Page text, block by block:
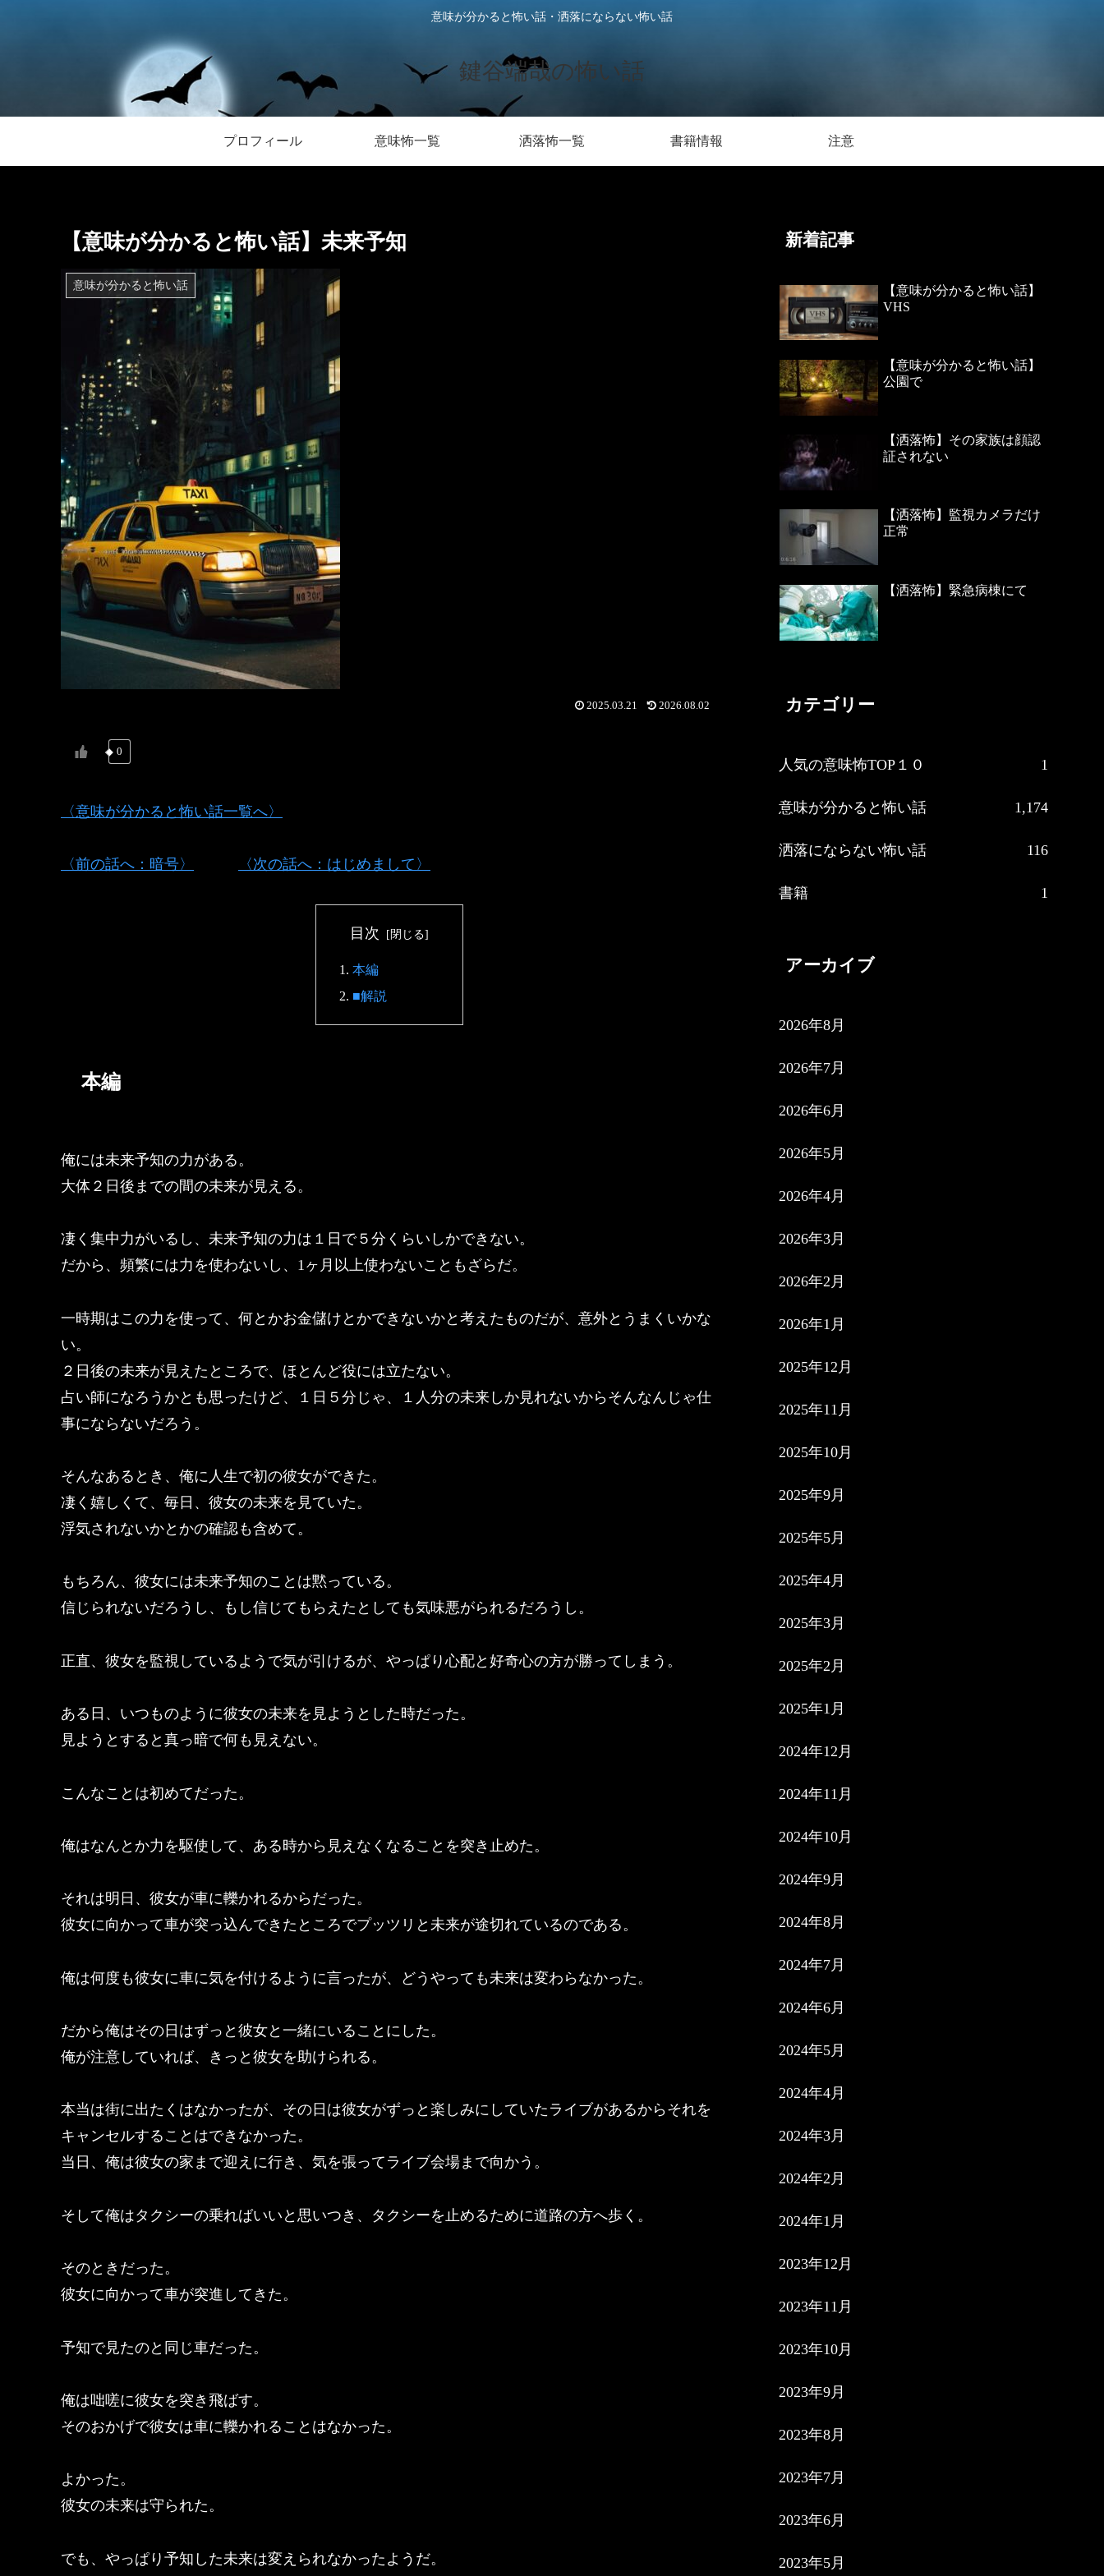
意味が分かると怖い話・洒落にならない怖い話
鍵谷端哉の怖い話
プロフィール 意味怖一覧 洒落怖一覧 書籍情報 注意
【意味が分かると怖い話】未来予知
意味が分かると怖い話
2025.03.21 2026.08.02
0
〈意味が分かると怖い話一覧へ〉
〈前の話へ：暗号〉 〈次の話へ：はじめまして〉
目次
本編
■解説
本編
俺には未来予知の力がある。
大体２日後までの間の未来が見える。
凄く集中力がいるし、未来予知の力は１日で５分くらいしかできない。
だから、頻繁には力を使わないし、1ヶ月以上使わないこともざらだ。
一時期はこの力を使って、何とかお金儲けとかできないかと考えたものだが、意外とうまくいかな
い。
２日後の未来が見えたところで、ほとんど役には立たない。
占い師になろうかとも思ったけど、１日５分じゃ、１人分の未来しか見れないからそんなんじゃ仕
事にならないだろう。
そんなあるとき、俺に人生で初の彼女ができた。
凄く嬉しくて、毎日、彼女の未来を見ていた。
浮気されないかとかの確認も含めて。
もちろん、彼女には未来予知のことは黙っている。
信じられないだろうし、もし信じてもらえたとしても気味悪がられるだろうし。
正直、彼女を監視しているようで気が引けるが、やっぱり心配と好奇心の方が勝ってしまう。
ある日、いつものように彼女の未来を見ようとした時だった。
見ようとすると真っ暗で何も見えない。
こんなことは初めてだった。
俺はなんとか力を駆使して、ある時から見えなくなることを突き止めた。
それは明日、彼女が車に轢かれるからだった。
彼女に向かって車が突っ込んできたところでプッツリと未来が途切れているのである。
俺は何度も彼女に車に気を付けるように言ったが、どうやっても未来は変わらなかった。
だから俺はその日はずっと彼女と一緒にいることにした。
俺が注意していれば、きっと彼女を助けられる。
本当は街に出たくはなかったが、その日は彼女がずっと楽しみにしていたライブがあるからそれを
キャンセルすることはできなかった。
当日、俺は彼女の家まで迎えに行き、気を張ってライブ会場まで向かう。
そして俺はタクシーの乗ればいいと思いつき、タクシーを止めるために道路の方へ歩く。
そのときだった。
彼女に向かって車が突進してきた。
予知で見たのと同じ車だった。
俺は咄嗟に彼女を突き飛ばす。
そのおかげで彼女は車に轢かれることはなかった。
よかった。
彼女の未来は守られた。
でも、やっぱり予知した未来は変えられなかったようだ。
新着記事
【意味が分かると怖い話】
VHS
【意味が分かると怖い話】
公園で
【洒落怖】その家族は顔認
証されない
【洒落怖】監視カメラだけ
正常
【洒落怖】緊急病棟にて
カテゴリー
人気の意味怖TOP１０ 1
意味が分かると怖い話 1,174
洒落にならない怖い話 116
書籍 1
アーカイブ
2026年8月
2026年7月
2026年6月
2026年5月
2026年4月
2026年3月
2026年2月
2026年1月
2025年12月
2025年11月
2025年10月
2025年9月
2025年5月
2025年4月
2025年3月
2025年2月
2025年1月
2024年12月
2024年11月
2024年10月
2024年9月
2024年8月
2024年7月
2024年6月
2024年5月
2024年4月
2024年3月
2024年2月
2024年1月
2023年12月
2023年11月
2023年10月
2023年9月
2023年8月
2023年7月
2023年6月
2023年5月